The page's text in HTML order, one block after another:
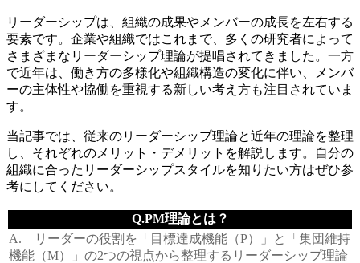
リーダーシップは、組織の成果やメンバーの成長を左右する
要素です。企業や組織ではこれまで、多くの研究者によって
さまざまなリーダーシップ理論が提唱されてきました。一方
で近年は、働き方の多様化や組織構造の変化に伴い、メンバ
ーの主体性や協働を重視する新しい考え方も注目されていま
す。
当記事では、従来のリーダーシップ理論と近年の理論を整理
し、それぞれのメリット・デメリットを解説します。自分の
組織に合ったリーダーシップスタイルを知りたい方はぜひ参
考にしてください。
Q.PM理論とは？
A. リーダーの役割を「目標達成機能（P）」と「集団維持
機能（M）」の2つの視点から整理するリーダーシップ理論